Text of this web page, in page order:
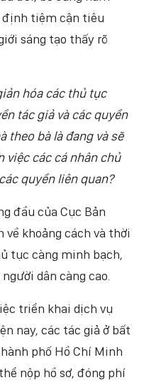
định tiệm cận tiêu
sáng tạo thấy rõ
hóa các thủ tục
tác giả và các quyền
theo bà là đang và sẽ
việc các cá nhân chủ
quyền liên quan?
đầu của Cục Bản
về khoảng cách và thời
tục càng minh bạch,
dân càng cao.
triển khai dịch vụ
nay, các tác giả ở bất
phố Hồ Chí Minh
nộp hồ sơ, đóng phí